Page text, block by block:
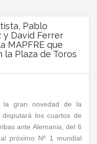
Pablo
y David Ferrer
MAPFRE que
Plaza de Toros
la gran novedad de la
los cuartos de
ante Alemania, del 6
próximo Nº 1 mundial